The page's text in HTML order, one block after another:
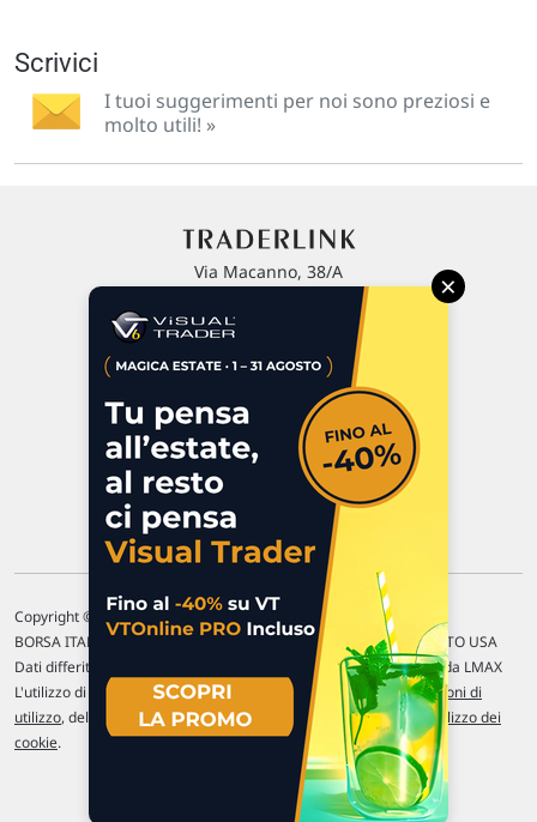
Scrivici
I tuoi suggerimenti per noi sono preziosi e
molto utili! »
Via Macanno, 38/A
P.IVA 02 452 460 401
Commenti e segnalazioni
Contattaci
Copyright © 1996-2026 Traderlink Italia s.r.l.
BORSA ITALIANA Quotazioni di borsa differite di 15 min. / MERCATO USA
Dati differiti di 15 min. (fonte Intrinio) / FOREX Quotazioni fornite da LMAX
L'utilizzo di questo sito implica l'accettazione delle nostre Condizioni di
utilizzo, del Disclaimer MAR, dellePolitiche sulla privacye dell' Utilizzo dei
cookie.
×